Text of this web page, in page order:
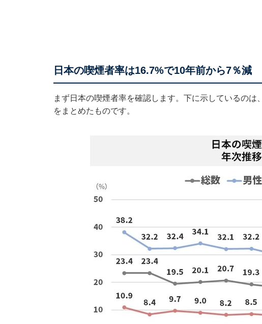
日本の喫煙者率は16.7%で10年前から7％減
まず日本の喫煙者率を確認します。下に示しているの
をまとめたものです。